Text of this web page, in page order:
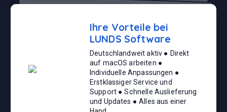
Ihre Vorteile bei
LUNDS Software
Deutschlandweit aktiv ● Direkt
auf macOS arbeiten ●
Individuelle Anpassungen ●
Erstklassiger Service und
Support ● Schnelle Auslieferung
und Updates ● Alles aus einer